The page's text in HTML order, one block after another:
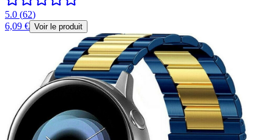
5.0 (62)
6,09 € Voir le produit